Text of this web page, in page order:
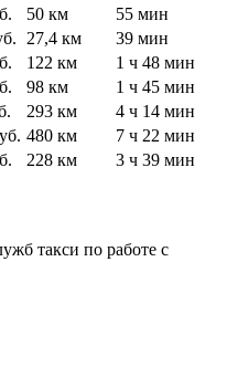
50 км
55 мин
27,4 км
39 мин
122 км
1 ч 48 мин
98 км
1 ч 45 мин
293 км
4 ч 14 мин
480 км
7 ч 22 мин
228 км 3 ч 39 мин
такси по работе с